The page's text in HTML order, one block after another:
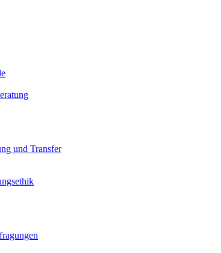
und Transfer